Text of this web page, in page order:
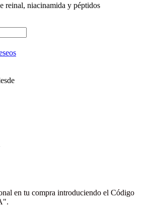
reinal, niacinamida y péptidos
en tu compra introduciendo el Código